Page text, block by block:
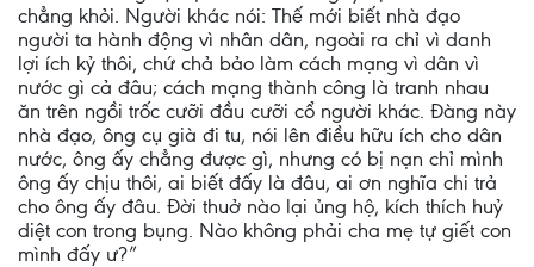
chẳng khỏi. Người khác nói: Thế mới biết nhà đạo
người ta hành động vì nhân dân, ngoài ra chỉ vì danh
lợi ích kỷ thôi, chứ chả bảo làm cách mạng vì dân vì
nước gì cả đâu; cách mạng thành công là tranh nhau
ăn trên ngồi trốc cưỡi đầu cưỡi cổ người khác. Đàng này
nhà đạo, ông cụ già đi tu, nói lên điều hữu ích cho dân
nước, ông ấy chẳng được gì, nhưng có bị nạn chỉ mình
ông ấy chịu thôi, ai biết đấy là đâu, ai ơn nghĩa chi trả
cho ông ấy đâu. Đời thuở nào lại ủng hộ, kích thích huỷ
diệt con trong bụng. Nào không phải cha mẹ tự giết con
mình đấy ư?”